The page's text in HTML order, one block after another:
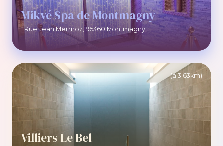
Mikvé Spa de Montmagny
1 Rue Jean Mermoz, 95360 Montmagny
(à 3.63km)
Villiers Le Bel